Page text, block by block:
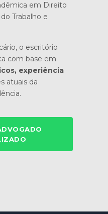
em Direito
Trabalho e
o escritório
com base em
experiência
atuais da